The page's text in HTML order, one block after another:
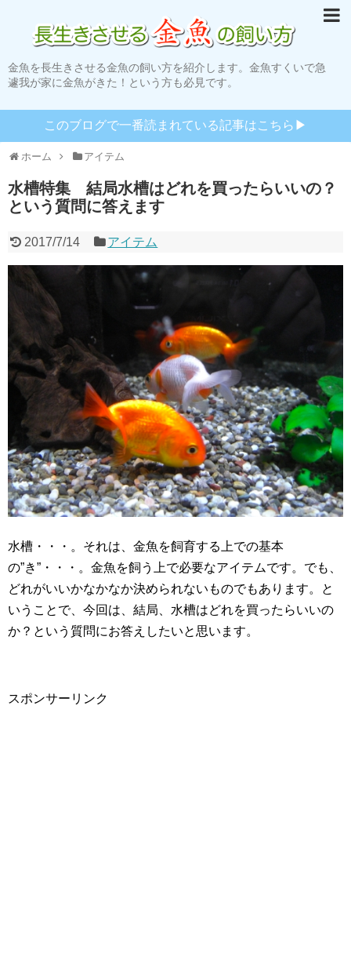
金魚を長生きさせる金魚の飼い方を紹介します。金魚すくいで急
遽我が家に金魚がきた！という方も必見です。
このブログで一番読まれている記事はこちら▶︎
ホーム アイテム
水槽特集 結局水槽はどれを買ったらいいの？
という質問に答えます
2017/7/14 アイテム
水槽・・・。それは、金魚を飼育する上での基本
の”き”・・・。金魚を飼う上で必要なアイテムです。でも、
どれがいいかなかなか決められないものでもあります。と
いうことで、今回は、結局、水槽はどれを買ったらいいの
か？という質問にお答えしたいと思います。
スポンサーリンク